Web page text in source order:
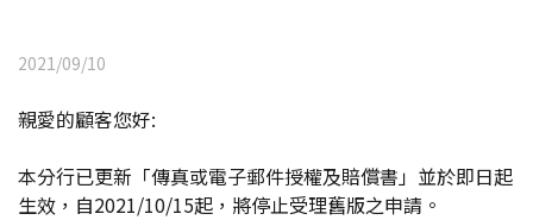
2021/09/10
親愛的顧客您好:
本分行已更新「傳真或電子郵件授權及賠償書」並於即日起
生效，自2021/10/15起，將停止受理舊版之申請。